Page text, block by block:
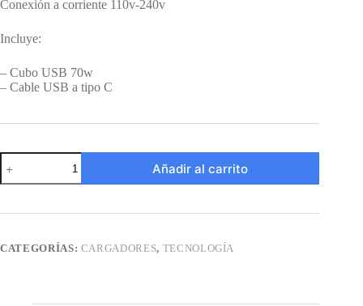
Conexión a corriente 110v-240v
Incluye:
– Cubo USB 70w
– Cable USB a tipo C
Cargador
carga
rápida
70w
Añadir al carrito
CATEGORÍAS: CARGADORES, TECNOLOGÍA